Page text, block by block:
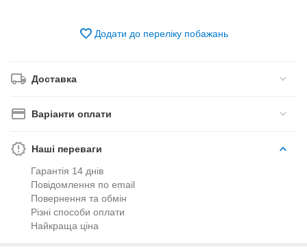
Додати до переліку побажань
Доставка
Варіанти оплати
Наші переваги
Гарантія 14 днів
Повідомлення по email
Повернення та обмін
Різні способи оплати
Найкраща ціна